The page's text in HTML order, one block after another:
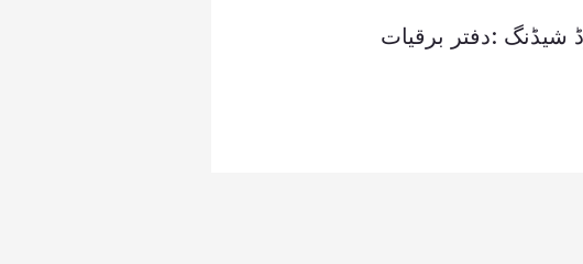
شیڈنگ :دفتر برقیات